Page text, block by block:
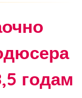
годам